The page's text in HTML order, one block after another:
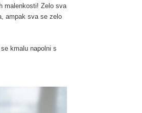
malenkosti! Zelo sva
ampak sva se zelo
kmalu napolni s